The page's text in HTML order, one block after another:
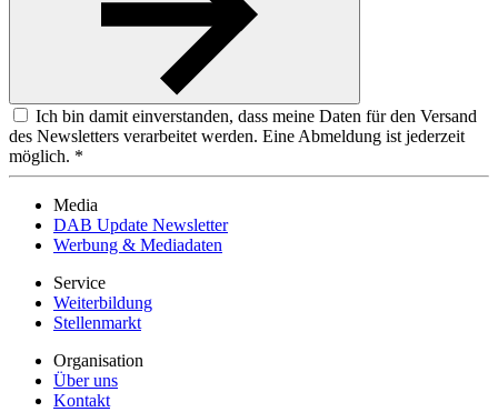
Ich bin damit einverstanden, dass meine Daten für den Versand
des Newsletters verarbeitet werden. Eine Abmeldung ist jederzeit
möglich. *
Media
DAB Update Newsletter
Werbung & Mediadaten
Service
Weiterbildung
Stellenmarkt
Organisation
Über uns
Kontakt